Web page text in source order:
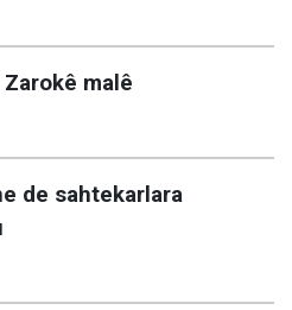
malê
de sahtekarlara